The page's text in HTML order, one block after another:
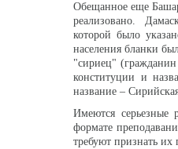
Обещанное еще
реализовано.
которой было
населения бланки
"сириец"
конституции и
название –
Имеются серьезные
формате
требуют признать их